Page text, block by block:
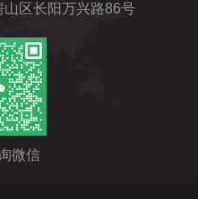
区长阳万兴路86号
微信